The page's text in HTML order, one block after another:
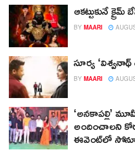
ఆకట్టుకునే
BY MAARI
సూర్య
BY MAARI
‘అనకాపల్లి’
అందించాలని
ఈవెంట్‌లో